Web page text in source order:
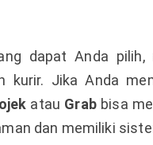
dapat Anda pilih,
kurir. Jika Anda
atau Grabbisa
dan memiliki